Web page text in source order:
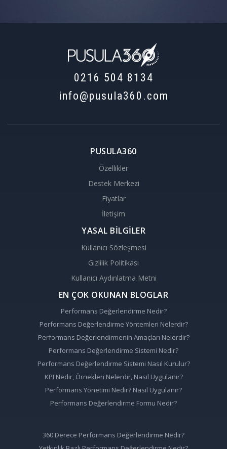
0216 504 8134
info@pusula360.com
PUSULA360
Özellikler
Destek Merkezi
Fiyatlar
İletişim
YASAL BİLGİLER
Kullanıcı Sözleşmesi
Gizlilik Politikası
Kullanıcı Aydınlatma Metni
EN ÇOK OKUNAN BLOGLAR
Performans Değerlendirme Nedir?
Performans Değerlendirme Yöntemleri Nelerdir?
Performans Değerlendirmenin Amaçları Nelerdir?
Performans Değerlendirme Sistemi Nedir?
Performans Değerlendirme Sistemi Nasıl Kurulur?
KPI Nedir, Örnekleri Nelerdir, Nasıl Uygulanır?
Performans Yönetimi Nedir? Nasıl Uygulanır?
Performans Değerlendirme Formu Nedir?
360 Derece Performans Değerlendirme Nedir?